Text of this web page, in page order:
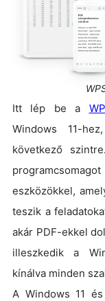
Itt lép be a
Windows 11-
következő
eszközökkel,
teszik a
akár PDF-ekkel
illeszkedik a
kínálva minden
A Windows 11